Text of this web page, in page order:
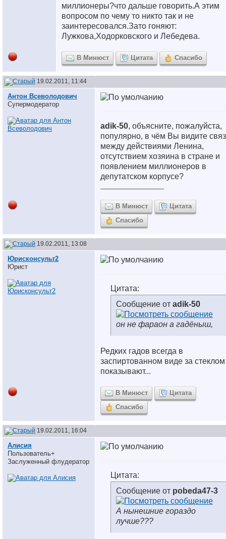
миллионеры?что дальше говорить.А этим
вопросом по чему то никто так и не
заинтересовался.Зато гоняют:
Лужкова,Ходорковского и Лебедева.
В Минюст Цитата Спасибо
19.02.2011, 11:44
Антон Всеволодович
Супермодератор
adik-50, объясните, пожалуйста,
популярно, в чём Вы видите
между действиями Ленина,
отсутствием хозяина в стране и
появлением миллионеров в
депутатском корпусе?
В Минюст
Цитата
Спасибо
19.02.2011, 13:08
Юрисконсульт2
Юрист
Цитата:
Сообщение от adik-50
он не фараон а гадёныш,
Редких гадов всегда в
заспиртованном виде за стеклом
показывают...
В Минюст
Цитата
Спасибо
19.02.2011, 16:04
Алисия
Пользователь+
Заслуженный флудератор
Цитата:
Сообщение от pobeda47-3
А нынешние гораздо
лучше???